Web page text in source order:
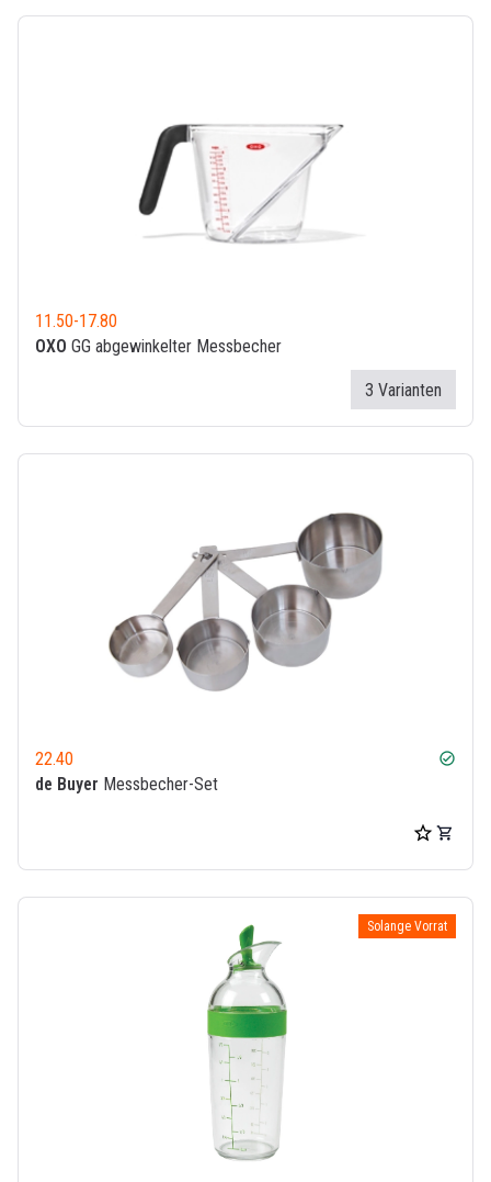
11.50-17.80
OXO GG abgewinkelter Messbecher
3 Varianten
22.40 check_circle
de Buyer Messbecher-Set
Solange Vorrat